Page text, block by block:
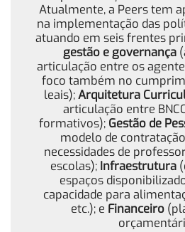
Atualmente, a Peers tem
na implementação das
atuando em seis frentes
gestão e governança
articulação entre os
foco também no
leais);Arquitetura
articulação entre
formativos); Gestão de
modelo de
necessidades de
escolas); Infraestrutura
espaços
capacidade para
etc.); e Financeiro